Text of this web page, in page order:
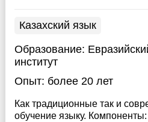
Казахский язык
Образование:
институт
Опыт: более 20 лет
Как традиционные так и
обучение языку.